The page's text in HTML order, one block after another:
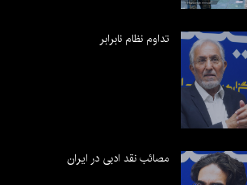
تداوم نظام نابرابر
مصائب نقد ادبی در ایران